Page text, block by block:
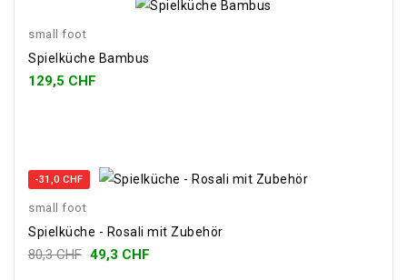
small foot
Spielküche Bambus
129,5 CHF
-31,0 CHF
small foot
Spielküche - Rosali mit Zubehör
80,3 CHF 49,3 CHF